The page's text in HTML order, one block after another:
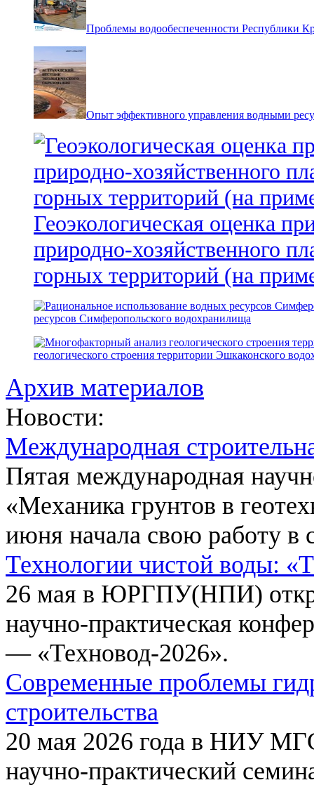
Проблемы водообеспеченности Республики
Опыт эффективного управления водными
Геоэкологическая оценка
природно-хозяйственного
горных территорий (на
ресурсов Симферопольского водохранилища
геологического строения территории Эшкаконского
Архив материалов
Новости:
Международная
Пятая международная
«Механика грунтов в
июня начала свою работу в
Технологии чистой воды:
26 мая в ЮРГПУ(НПИ)
научно-практическая
— «Техновод-2026».
Современные проблемы
строительства
20 мая 2026 года в НИУ
научно-практический